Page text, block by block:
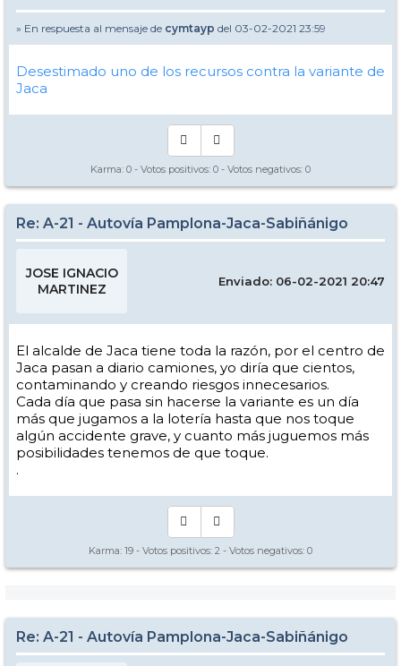
» En respuesta al mensaje de cymtayp del 03-02-2021 23:59
Desestimado uno de los recursos contra la variante de
Jaca
Karma: 0 - Votos positivos: 0 - Votos negativos: 0
Re: A-21 - Autovía Pamplona-Jaca-Sabiñánigo
JOSE IGNACIO
MARTINEZ
Enviado: 06-02-2021 20:47
El alcalde de Jaca tiene toda la razón, por el centro de
Jaca pasan a diario camiones, yo diría que cientos,
contaminando y creando riesgos innecesarios.
Cada día que pasa sin hacerse la variante es un día
más que jugamos a la lotería hasta que nos toque
algún accidente grave, y cuanto más juguemos más
posibilidades tenemos de que toque.
.
Karma: 19 - Votos positivos: 2 - Votos negativos: 0
Re: A-21 - Autovía Pamplona-Jaca-Sabiñánigo